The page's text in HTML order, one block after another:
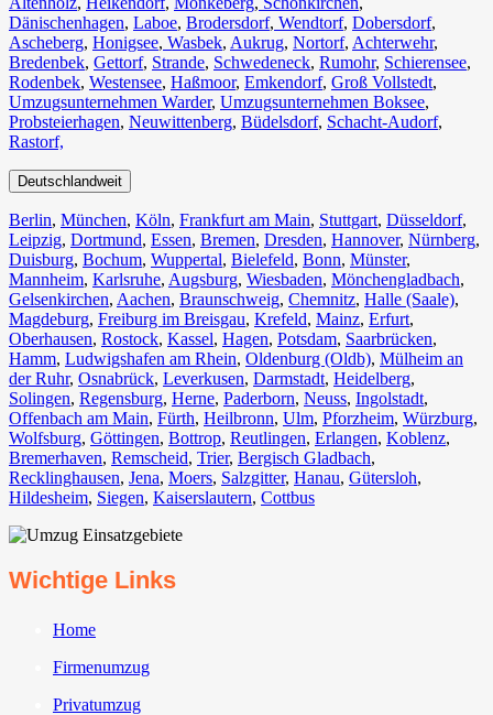
Dänischenhagen, Laboe, Brodersdorf, Wendtorf, Dobersdorf,
Ascheberg, Honigsee, Wasbek, Aukrug, Nortorf, Achterwehr,
Bredenbek, Gettorf, Strande, Schwedeneck, Rumohr, Schierensee,
Rodenbek, Westensee, Haßmoor, Emkendorf, Groß Vollstedt,
Umzugsunternehmen Warder, Umzugsunternehmen Boksee,
Probsteierhagen, Neuwittenberg, Büdelsdorf, Schacht-Audorf,
Rastorf,
Deutschlandweit
Berlin⁠, München, Köln⁠, Frankfurt am Main, Stuttgart, Düsseldorf,
Leipzig, Dortmund, Essen, Bremen, Dresden, Hannover, Nürnberg,
Duisburg⁠, Bochum, Wuppertal⁠, Bielefeld⁠, Bonn⁠, Münster⁠,
Mannheim, Karlsruhe, Augsburg, Wiesbaden⁠, Mönchengladbach⁠,
Gelsenkirchen⁠, Aachen⁠, Braunschweig, Chemnitz⁠, Halle (Saale)⁠,
Magdeburg, Freiburg im Breisgau⁠, Krefeld⁠, Mainz⁠, Erfurt,
Oberhausen⁠, Rostock⁠, Kassel⁠, Hagen, Potsdam, Saarbrücken⁠,
Hamm, Ludwigshafen am Rhein⁠, Oldenburg (Oldb), Mülheim an
der Ruhr, Osnabrück⁠, Leverkusen, Darmstadt⁠, Heidelberg,
Solingen, Regensburg, Herne⁠, Paderborn, Neuss, Ingolstadt,
Offenbach am Main, Fürth⁠, Heilbronn, Ulm⁠, Pforzheim, Würzburg,
Wolfsburg⁠, Göttingen, Bottrop, Reutlingen, Erlangen⁠, Koblenz,
Bremerhaven⁠, Remscheid, Trier⁠, Bergisch Gladbach,
Recklinghausen, Jena⁠, Moers⁠, Salzgitter⁠, Hanau, Gütersloh,
Hildesheim⁠, Siegen⁠, Kaiserslautern⁠, Cottbus⁠
Wichtige Links
Home
Firmenumzug
Privatumzug